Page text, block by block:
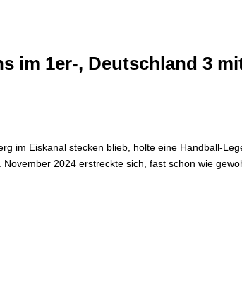
im 1er-, Deutschland 3
im Eiskanal stecken blieb, holte eine Handball-
2024 erstreckte sich, fast schon wie